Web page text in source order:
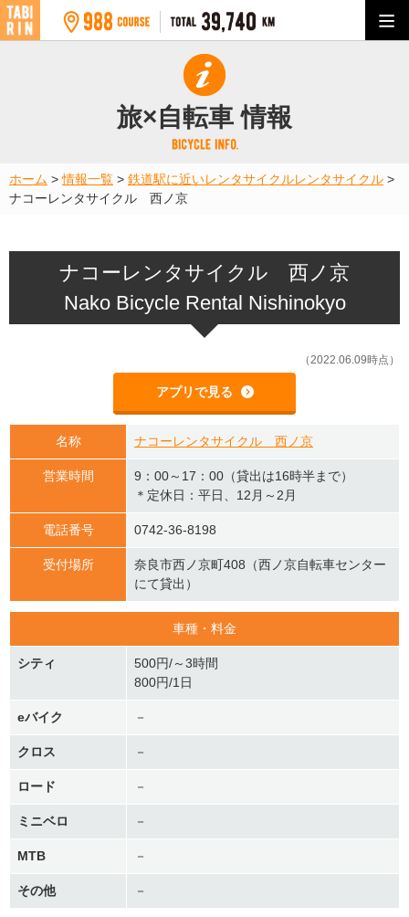
旅×自転車 情報
ホーム >情報一覧 > 鉄道駅に近いレンタサイクルレンタサイクル >
ナコーレンタサイクル 西ノ京
ナコーレンタサイクル 西ノ京
Nako Bicycle Rental Nishinokyo
（2022.06.09時点）
アプリで見る
名称 ナコーレンタサイクル 西ノ京
営業時間
9：00～17：00（貸出は16時半まで）
＊定休日：平日、12月～2月
電話番号 0742-36-8198
受付場所
奈良市西ノ京町408（西ノ京自転車センター
にて貸出）
車種・料金
シティ
500円/～3時間
800円/1日
eバイク －
クロス －
ロード －
ミニベロ －
MTB －
その他 －